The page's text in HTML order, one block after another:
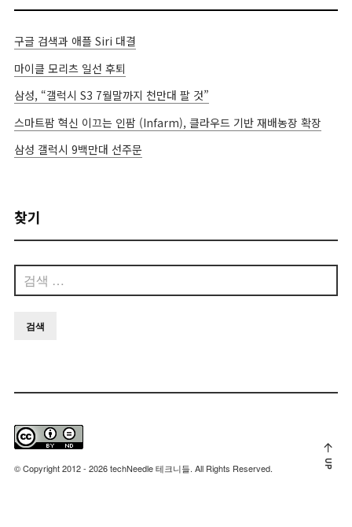
구글 검색과 애플 Siri 대결
마이클 모리츠 일선 후퇴
삼성, “갤럭시 S3 7월말까지 천만대 팔 것”
스마트팜 혁신 이끄는 인팜 (Infarm), 클라우드 기반 재배농장 확장
삼성 갤럭시 9백만대 선주문
찾기
색:
© Copyright 2012 - 2026 techNeedle 테크니들. All Rights Reserved. UP